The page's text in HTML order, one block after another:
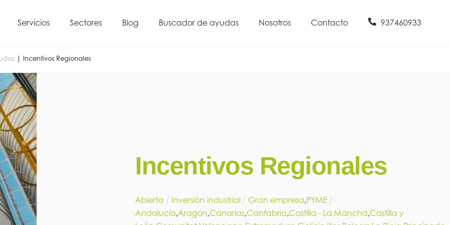
Servicios Sectores Blog Buscador de ayudas Nosotros Contacto 937460933
Incentivos Regionales
Incentivos Regionales
Abierta Inversión industrial Gran empresa,PYME
Andalucía,Aragón,Canarias,Cantabria,Castilla - La Mancha,Castilla y